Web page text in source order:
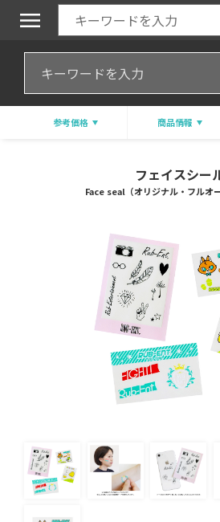
参考価格 商品情報
フェイスシー
Face seal（オリジナル・フルオ